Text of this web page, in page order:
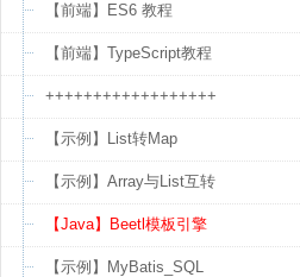
【前端】ES6 教程
【前端】TypeScript教程
++++++++++++++++++
【示例】List转Map
【示例】Array与List互转
【Java】Beetl模板引擎
【示例】MyBatis_SQL